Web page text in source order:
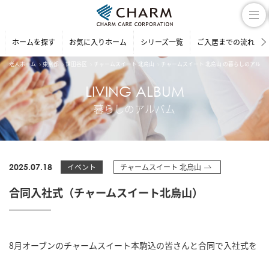
ホームを探す お気に入りホーム シリーズ一覧 ご入居までの流れ
老人ホーム 東京都 世田谷区 チャームスイート 北烏山 チャームスイート 北烏山 の暮らしのアルバ
LIVING ALBUM
暮らしのアルバム
2025.07.18 イベント チャームスイート 北烏山
合同入社式（チャームスイート北烏山）
8月オーブンのチャームスイート本駒込の皆さんと合同で入社式を